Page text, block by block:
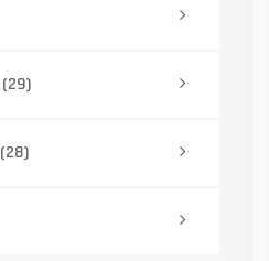
(29)
(28)